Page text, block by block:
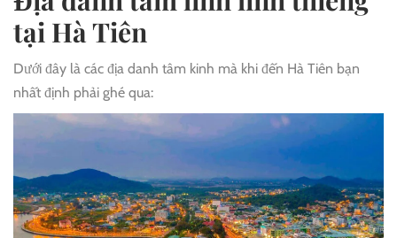
tại Hà Tiên
Dưới đây là các địa danh tâm kinh mà khi đến Hà Tiên bạn
nhất định phải ghé qua: